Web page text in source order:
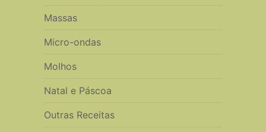
Massas
Micro-ondas
Molhos
Natal e Páscoa
Outras Receitas